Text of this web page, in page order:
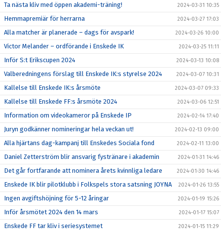
Ta nästa kliv med öppen akademi-träning! 2024-03-31 10:35
Hemmapremiär för herrarna 2024-03-27 17:03
Alla matcher är planerade – dags för avspark! 2024-03-26 10:00
Victor Melander – ordförande i Enskede IK 2024-03-25 11:11
Inför S:t Erikscupen 2024 2024-03-13 10:08
Valberedningens förslag till Enskede IK:s styrelse 2024 2024-03-07 10:31
Kallelse till Enskede IK:s årsmöte 2024-03-07 09:33
Kallelse till Enskede FF:s årsmöte 2024 2024-03-06 12:51
Information om videokameror på Enskede IP 2024-02-14 17:40
Juryn godkänner nomineringar hela veckan ut! 2024-02-13 09:00
Alla hjärtans dag-kampanj till Enskedes Sociala fond 2024-02-11 13:00
Daniel Zetterström blir ansvarig fystränare i akademin 2024-01-31 14:46
Det går fortfarande att nominera årets kvinnliga ledare 2024-01-30 14:46
Enskede IK blir pilotklubb i Folkspels stora satsning JOYNA 2024-01-26 13:55
Ingen avgiftshöjning för 5-12 åringar 2024-01-19 15:26
Inför årsmötet 2024 den 14 mars 2024-01-17 15:07
Enskede FF tar kliv i seriesystemet 2024-01-15 11:29